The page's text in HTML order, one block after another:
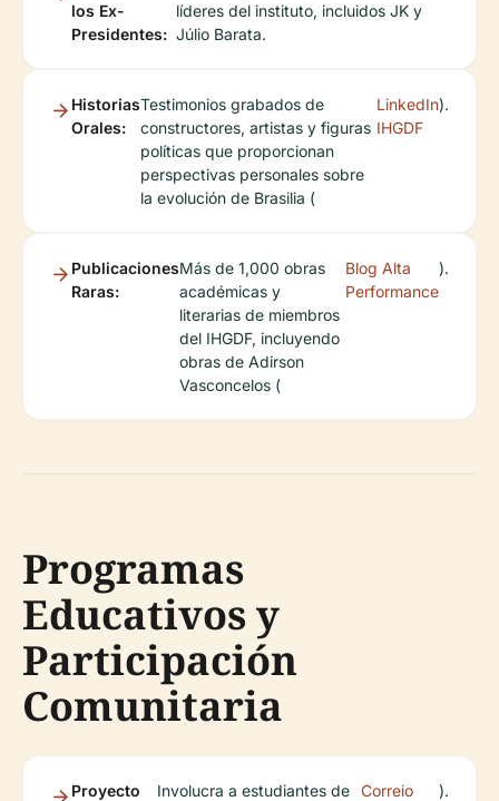
los Ex-
Presidentes:
líderes del instituto, incluidos JK y
Júlio Barata.
Historias
Orales:
Testimonios grabados de
constructores, artistas y figuras
políticas que proporcionan
perspectivas personales sobre
la evolución de Brasilia (
LinkedIn
IHGDF
).
Publicaciones
Raras:
Más de 1,000 obras
académicas y
literarias de miembros
del IHGDF, incluyendo
obras de Adirson
Vasconcelos (
Blog Alta
Performance
).
Programas
Educativos y
Participación
Comunitaria
Proyecto
Involucra a estudiantes de Correio
).